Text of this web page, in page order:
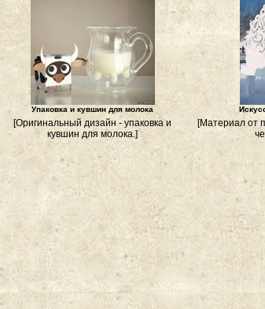
Упаковка и кувшин для молока
[Оригинальный дизайн - упаковка и
кувшин для молока.]
[Материал от